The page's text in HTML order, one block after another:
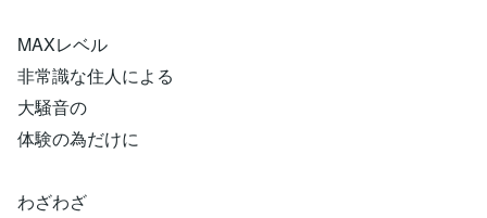
MAXレベル
非常識な住人による
大騒音の
体験の為だけに
わざわざ